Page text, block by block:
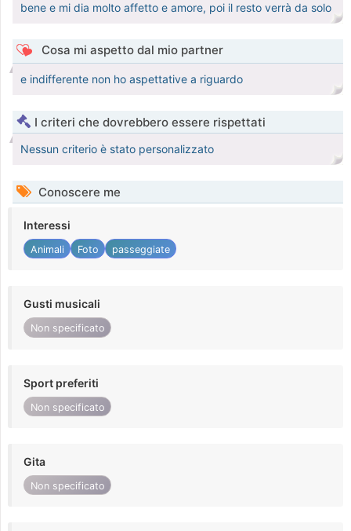
bene e mi dia molto affetto e amore, poi il resto verrà da solo
Cosa mi aspetto dal mio partner
e indifferente non ho aspettative a riguardo
I criteri che dovrebbero essere rispettati
Nessun criterio è stato personalizzato
Conoscere me
Interessi
Animali Foto passeggiate
Gusti musicali
Non specificato
Sport preferiti
Non specificato
Gita
Non specificato